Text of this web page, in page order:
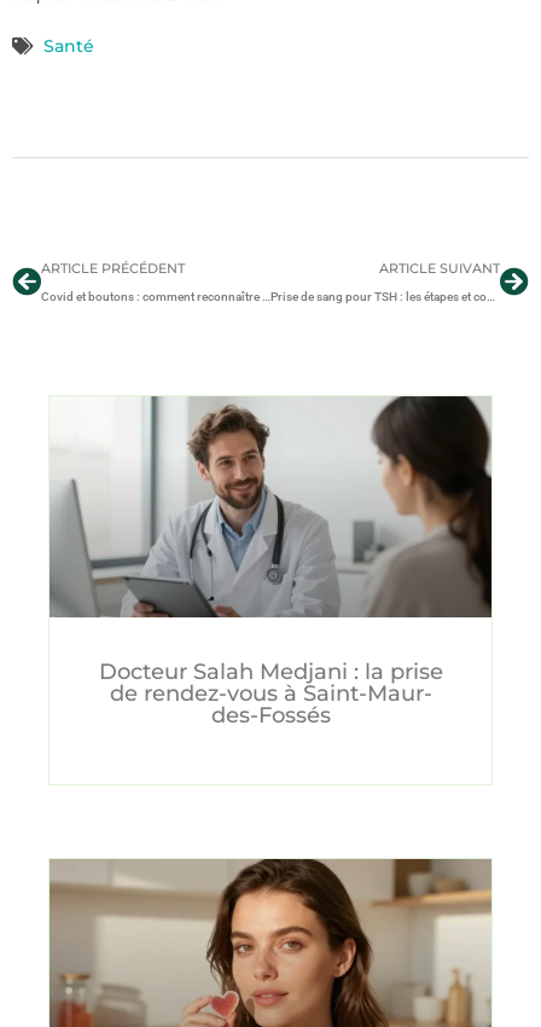
Santé
ARTICLE PRÉCÉDENT
Covid et boutons : comment reconnaître les signes dermatologiques associés ?
ARTICLE SUIVANT
Prise de sang pour TSH : les étapes et conditions à connaître avant le test
Docteur Salah Medjani : la prise
de rendez-vous à Saint-Maur-
des-Fossés